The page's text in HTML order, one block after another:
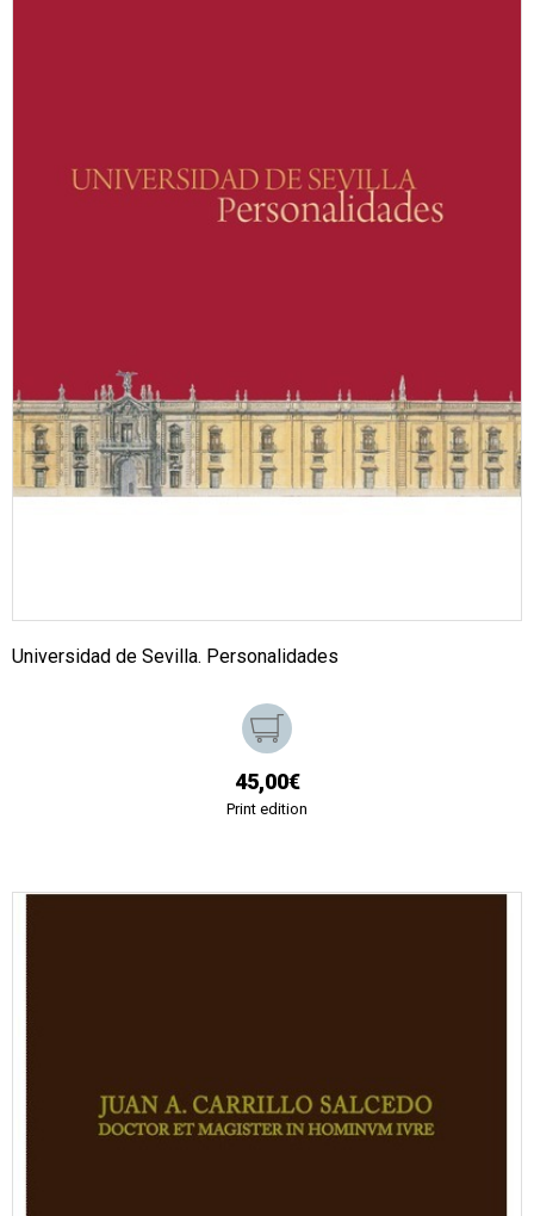
Universidad de Sevilla. Personalidades
45,00€
Print edition